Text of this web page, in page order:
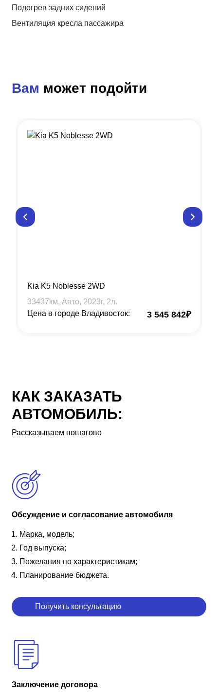
Подогрев задних сидений
Вентиляция кресла пассажира
Вам может подойти
Kia K5 Noblesse 2WD
33437км, Авто, 2023г, 2л.
Цена в городе Владивосток:
3 545 842₽
КАК ЗАКАЗАТЬ
АВТОМОБИЛЬ:
Рассказываем пошагово
Обсуждение и согласование автомобиля
Марка, модель;
Год выпуска;
Пожелания по характеристикам;
Планирование бюджета.
Получить консультацию
Заключение договора